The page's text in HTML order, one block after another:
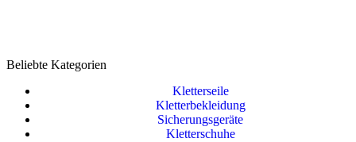
Beliebte Kategorien
Kletterseile
Kletterbekleidung
Sicherungsgeräte
Kletterschuhe